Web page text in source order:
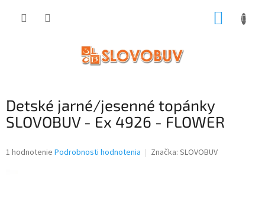
Detské jarné/jesenné topánky
SLOVOBUV - Ex 4926 - FLOWER
Priemerné
1 hodnotenie Podrobnosti hodnotenia Značka: SLOVOBUV